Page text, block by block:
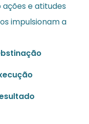
ações e atitudes
impulsionam a